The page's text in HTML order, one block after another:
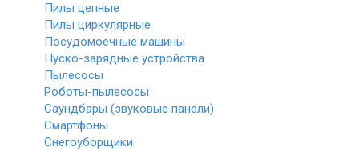
Пилы цепные
Пилы циркулярные
Посудомоечные машины
Пуско-зарядные устройства
Пылесосы
Роботы-пылесосы
Саундбары (звуковые панели)
Смартфоны
Снегоуборщики